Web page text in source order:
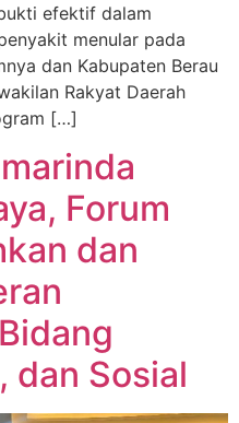
efektif dalam
menular pada
dan Kabupaten Berau
Rakyat Daerah
[…]
Forum
dan
dan Sosial